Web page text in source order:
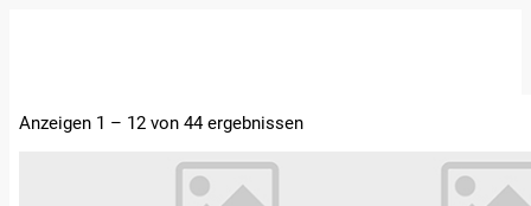
STARTSEITE
ERSATZTEILE
FAHRZEUGE
ÜBER UNS
Anzeigen 1 – 12 von 44 ergebnissen